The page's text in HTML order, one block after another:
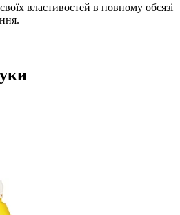
властивостей в повному обсязі